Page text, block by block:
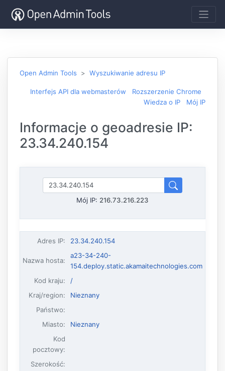
Open Admin Tools Wyszukiwanie adresu IP
Interfejs API dla webmasterów
Rozszerzenie Chrome
Wiedza o IP
Mój IP
Informacje o geoadresie IP:
23.34.240.154
Mój IP: 216.73.216.223
Adres IP: 23.34.240.154
Nazwa hosta:
a23-34-240-
154.deploy.static.akamaitechnologies.com
Kod kraju:
/
Kraj/region:
Nieznany
Państwo:
Miasto:
Nieznany
Kod
pocztowy:
Szerokość: